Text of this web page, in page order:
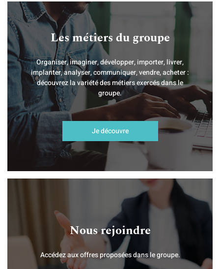
Les métiers du groupe
Organiser, imaginer, développer, importer, livrer,
implanter, analyser, communiquer, vendre, acheter :
découvrez la variété des métiers exercés dans le
groupe.
Je découvre
Nous rejoindre
Accédez aux offres proposées dans le groupe.